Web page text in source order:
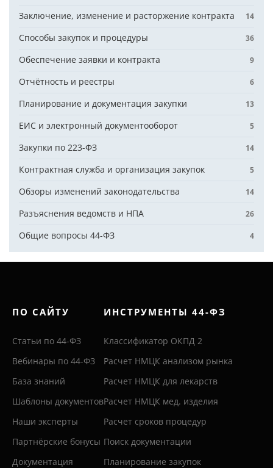
Заключение, изменение и расторжение контракта 14
Способы закупок и процедуры 36
Обеспечение заявки и контракта 9
Отчётность и реестры 6
Планирование и документация закупки 13
ЕИС и электронный документооборот 5
Закупки по 223-ФЗ 14
Контрактная служба и организация закупок 5
Обзоры изменений законодательства 14
Разъяснения ведомств и НПА 26
Общие вопросы 44-ФЗ 4
ПО САЙТУ
Статьи по 44-ФЗ
Вебинары по 44-ФЗ
База знаний
Шаблоны документов
Наши эксперты
Партнёрские бонусы
Документация
ИНСТРУМЕНТЫ 44-ФЗ
Классификатор ОКПД 2
Расчет НМЦК анализом рынка
Расчет НМЦК для лекарств
Расчет НМЦК мед. изделия
Расчет сроков процедур
Поиск документации
Планирование закупок